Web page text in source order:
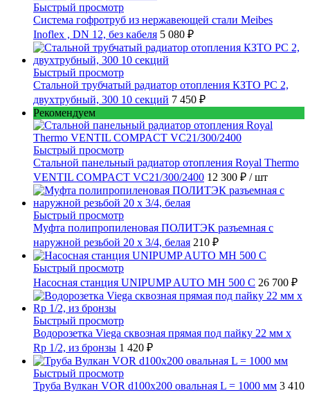
Быстрый просмотр
Cистема гофротруб из нержавеющей стали Meibes
Inoflex , DN 12, без кабеля 5 080 ₽
Быстрый просмотр
Стальной трубчатый радиатор отопления КЗТО РС 2,
двухтрубный, 300 10 секций 7 450 ₽
Рекомендуем
Быстрый просмотр
Стальной панельный радиатор отопления Royal Thermo
VENTIL COMPACT VC21/300/2400 12 300 ₽ / шт
Быстрый просмотр
Муфта полипропиленовая ПОЛИТЭК разъемная с
наружной резьбой 20 x 3/4, белая 210 ₽
Быстрый просмотр
Насосная станция UNIPUMP AUTO MH 500 С 26 700 ₽
Быстрый просмотр
Водорозетка Viega сквозная прямая под пайку 22 мм х
Rp 1/2, из бронзы 1 420 ₽
Быстрый просмотр
Труба Вулкан VOR d100x200 овальная L = 1000 мм 3 410